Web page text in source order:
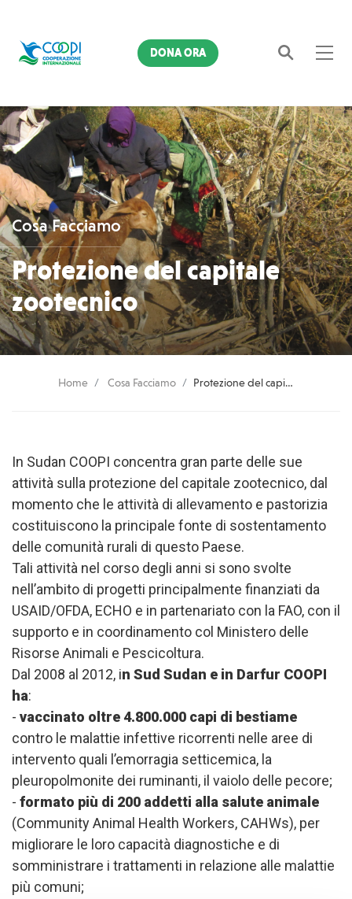
Cerca
DONA ORA
Cosa Facciamo
Protezione del capitale
zootecnico
Home Cosa Facciamo Protezione del capitale zootecnico
In Sudan COOPI concentra gran parte delle sue
attività sulla protezione del capitale zootecnico, dal
momento che le attività di allevamento e pastorizia
costituiscono la principale fonte di sostentamento
delle comunità rurali di questo Paese.
Tali attività nel corso degli anni si sono svolte
nell’ambito di progetti principalmente finanziati da
USAID/OFDA, ECHO e in partenariato con la FAO, con il
supporto e in coordinamento col Ministero delle
Risorse Animali e Pescicoltura.
Dal 2008 al 2012, in Sud Sudan e in Darfur COOPI
ha:
- vaccinato oltre 4.800.000 capi di bestiame
contro le malattie infettive ricorrenti nelle aree di
intervento quali l’emorragia setticemica, la
pleuropolmonite dei ruminanti, il vaiolo delle pecore;
- formato più di 200 addetti alla salute animale
(Community Animal Health Workers, CAHWs), per
migliorare le loro capacità diagnostiche e di
somministrare i trattamenti in relazione alle malattie
più comuni;